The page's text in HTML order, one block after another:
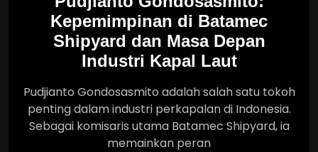
Kepemimpinan di Batamec
Shipyard dan Masa Depan
Industri Kapal Laut
Pudjianto Gondosasmito adalah salah satu tokoh
penting dalam industri perkapalan di Indonesia.
Sebagai komisaris utama Batamec Shipyard, ia
memainkan peran